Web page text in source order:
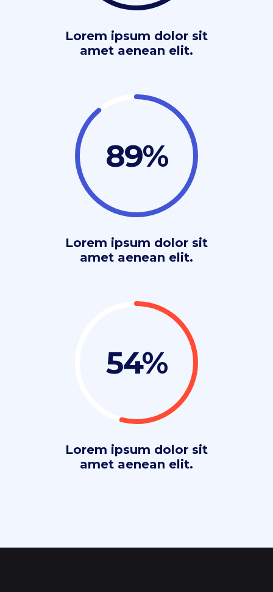
Lorem ipsum dolor sit
amet aenean elit.
89
Lorem ipsum dolor sit
amet aenean elit.
54
Lorem ipsum dolor sit
amet aenean elit.